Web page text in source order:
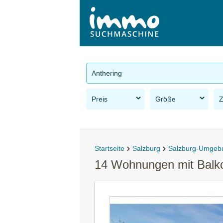
Anthering
Preis Größe
Startseite Salzburg Salzburg-
14 Wohnungen mit